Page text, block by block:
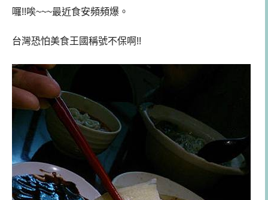
囉!!唉~~~最近食安頻頻爆。
台灣恐怕美食王國稱號不保啊!!